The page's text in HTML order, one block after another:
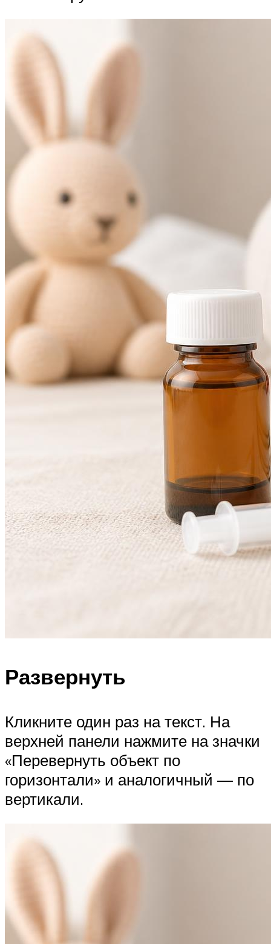
Развернуть
Кликните один раз на текст. На
верхней панели нажмите на значки
«Перевернуть объект по
горизонтали» и аналогичный — по
вертикали.